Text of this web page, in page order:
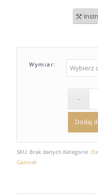
Wymiar:
Dodaj
SKU: Brak danych Kategorie:
Gamrat